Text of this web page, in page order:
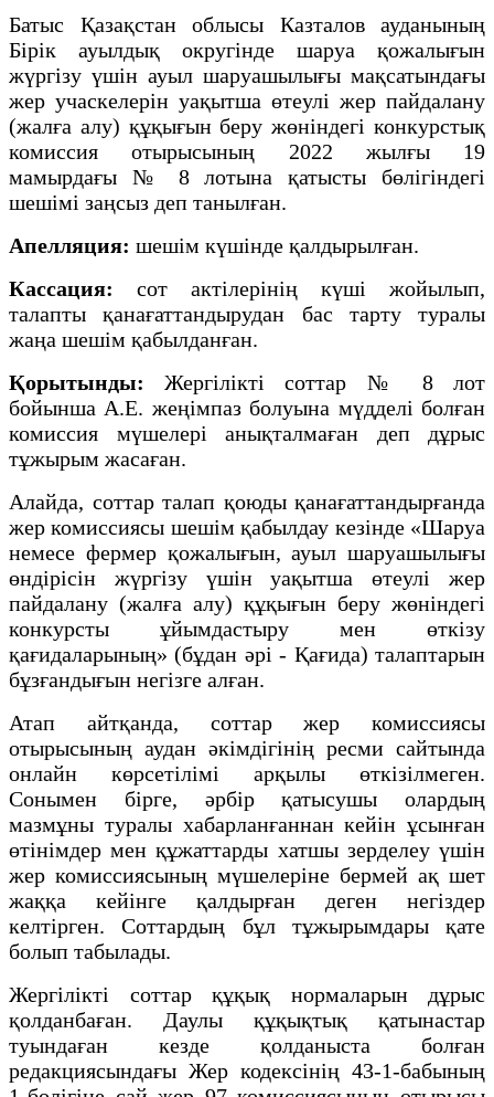
Батыс Қазақстан облысы Казталов ауданының
Бірік ауылдық округінде шаруа қожалығын
жүргізу үшін ауыл шаруашылығы мақсатындағы
жер учаскелерін уақытша өтеулі жер пайдалану
(жалға алу) құқығын беру жөніндегі конкурстық
комиссия отырысының 2022 жылғы 19
мамырдағы № 8 лотына қатысты бөлігіндегі
шешімі заңсыз деп танылған.
Апелляция: шешім күшінде қалдырылған.
Кассация: сот актілерінің күші жойылып,
талапты қанағаттандырудан бас тарту туралы
жаңа шешім қабылданған.
Қорытынды:Жергілікті соттар № 8 лот
бойынша А.Е. жеңімпаз болуына мүдделі болған
комиссия мүшелері анықталмаған деп дұрыс
тұжырым жасаған.
Алайда, соттар талап қоюды қанағаттандырғанда
жер комиссиясы шешім қабылдау кезінде «Шаруа
немесе фермер қожалығын, ауыл шаруашылығы
өндірісін жүргізу үшін уақытша өтеулі жер
пайдалану (жалға алу) құқығын беру жөніндегі
конкурсты ұйымдастыру мен өткізу
қағидаларының» (бұдан әрі - Қағида) талаптарын
бұзғандығын негізге алған.
Атап айтқанда, соттар жер комиссиясы
отырысының аудан әкімдігінің ресми сайтында
онлайн көрсетілімі арқылы өткізілмеген.
Сонымен бірге, әрбір қатысушы олардың
мазмұны туралы хабарланғаннан кейін ұсынған
өтінімдер мен құжаттарды хатшы зерделеу үшін
жер комиссиясының мүшелеріне бермей ақ шет
жаққа кейінге қалдырған деген негіздер
келтірген. Соттардың бұл тұжырымдары қате
болып табылады.
Жергілікті соттар құқық нормаларын дұрыс
қолданбаған. Даулы құқықтық қатынастар
туындаған кезде қолданыста болған
редакциясындағы Жер кодексінің 43-1-бабының